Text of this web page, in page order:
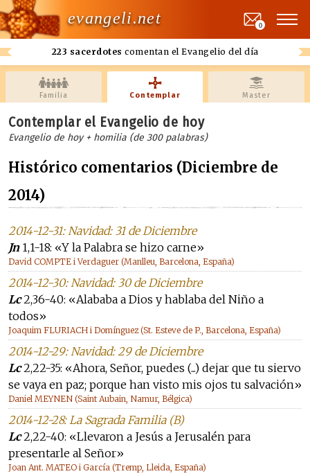
evangeli.net
223 sacerdotes comentan el Evangelio del día
0
Familia Contemplar Master
Contemplar el Evangelio de hoy
Evangelio de hoy + homilia (de 300 palabras)
Histórico comentarios (Diciembre de
2014)
2014-12-31: Navidad: 31 de Diciembre
Jn1,1-18: «Y la Palabra se hizo carne»
David COMPTE i Verdaguer (Manlleu, Barcelona, España)
2014-12-30: Navidad: 30 de Diciembre
Lc2,36-40: «Alababa a Dios y hablaba del Niño a
todos»
Joaquim FLURIACH i Domínguez (St. Esteve de P., Barcelona, España)
2014-12-29: Navidad: 29 de Diciembre
Lc2,22-35: «Ahora, Señor, puedes (...) dejar que tu siervo
se vaya en paz; porque han visto mis ojos tu salvación»
Daniel MEYNEN (Saint Aubain, Namur, Bélgica)
2014-12-28: La Sagrada Familia (B)
Lc2,22-40: «Llevaron a Jesús a Jerusalén para
presentarle al Señor»
Joan Ant. MATEO i García (Tremp, Lleida, España)